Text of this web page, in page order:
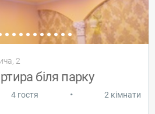
2
біля парку
4 гостя • 2 кімнати